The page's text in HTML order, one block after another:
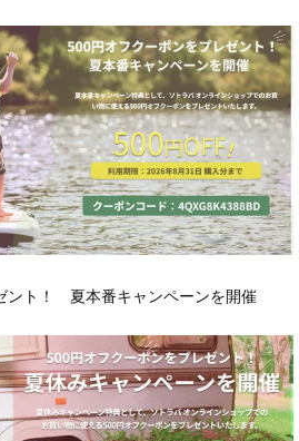
ント！ 夏本番キャンペーンを開催